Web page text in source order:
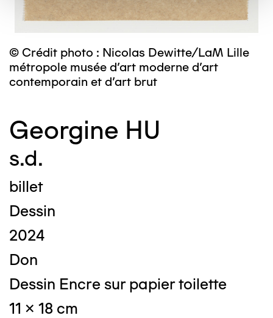
© Crédit photo : Nicolas Dewitte/LaM Lille
métropole musée d’art moderne d’art
contemporain et d’art brut
Georgine HU
s.d.
billet
Dessin
2024
Don
Dessin Encre sur papier toilette
11 x 18 cm